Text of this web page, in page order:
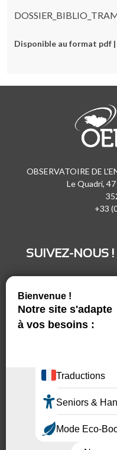
Disponible au format pdf |
OBSERVATOIRE DE
Le Quadri,
+33
SUIVEZ-NOUS !
Vimeo
Facebook
Inscrivez-
Mentions légales